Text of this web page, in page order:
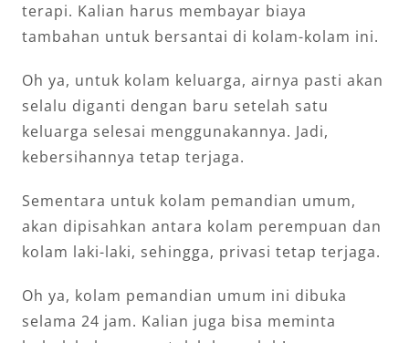
terapi. Kalian harus membayar biaya
tambahan untuk bersantai di kolam-kolam ini.
Oh ya, untuk kolam keluarga, airnya pasti akan
selalu diganti dengan baru setelah satu
keluarga selesai menggunakannya. Jadi,
kebersihannya tetap terjaga.
Sementara untuk kolam pemandian umum,
akan dipisahkan antara kolam perempuan dan
kolam laki-laki, sehingga, privasi tetap terjaga.
Oh ya, kolam pemandian umum ini dibuka
selama 24 jam. Kalian juga bisa meminta